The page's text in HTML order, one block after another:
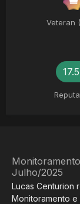
Veteran
Julho/2025
Lucas Centurion
Monitoramento